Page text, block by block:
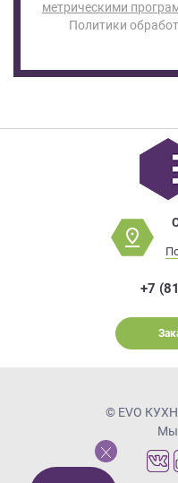
метрическими
Политики
+7
© EVO
Мы